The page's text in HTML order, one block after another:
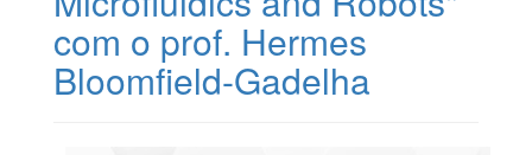
com o prof. Hermes
Bloomfield-Gadelha